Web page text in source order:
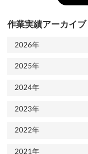
作業実績アーカイブ
2026年
2025年
2024年
2023年
2022年
2021年